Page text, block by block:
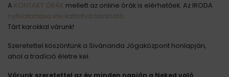
A KONTAKT ÓRÁK mellett az online órák is elérhetőek. Az IRODA
nyitvatartása ide kattintva található.
Tárt karokkal várunk!
Szeretettel köszöntünk a Sivánanda Jógaközpont honlapján,
ahol a tradíció életre kel.
Várunk szeretettel az év minden napján a Neked való